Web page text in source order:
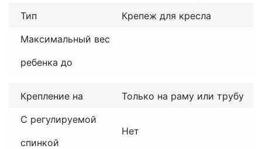
Тип
Крепеж для кресла
Максимальный вес
ребенка до
Крепление на
Только на раму или трубу
С регулируемой
спинкой
Нет